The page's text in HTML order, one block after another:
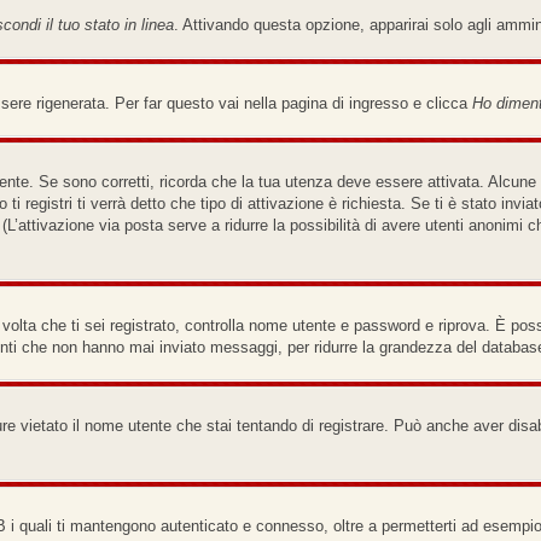
il tuo stato in linea. Attivando questa opzione, apparirai solo agli
rigenerata. Per far questo vai nella pagina di ingresso e clicca Ho
Se sono corretti, ricorda che la tua utenza deve essere attivata.
ti registri ti verrà detto che tipo di attivazione è richiesta. Se ti è stato
via posta serve a ridurre la possibilità di avere utenti anonimi
che ti sei registrato, controlla nome utente e password e riprova. È
che non hanno mai inviato messaggi, per ridurre la grandezza del
vietato il nome utente che stai tentando di registrare. Può anche aver
quali ti mantengono autenticato e connesso, oltre a permetterti ad